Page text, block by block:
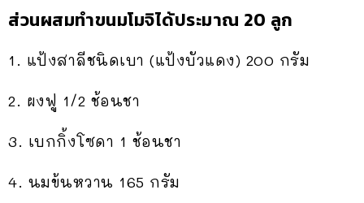
ส่วนผสมทำขนมโมจิได้ประมาณ 20 ลูก
1. แป้งสาลีชนิดเบา (แป้งบัวแดง) 200 กรัม
2. ผงฟู 1/2 ช้อนชา
3. เบกกิ้งโซดา 1 ช้อนชา
4. นมข้นหวาน 165 กรัม